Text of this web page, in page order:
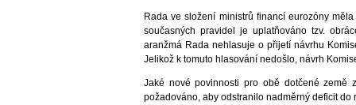
Rada ve složení ministrů financí eurozóny
současných pravidel je uplatňováno tzv.
aranžmá Rada nehlasuje o přijetí návrhu
Jelikož k tomuto hlasování nedošlo, návrh
Jaké nové povinnosti pro obě dotčené země
požadováno, aby odstranilo nadměrný deficit do